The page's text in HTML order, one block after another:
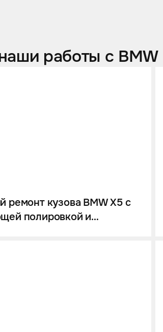
работы с BMW
ремонт кузова BMW X5 с
полировкой и